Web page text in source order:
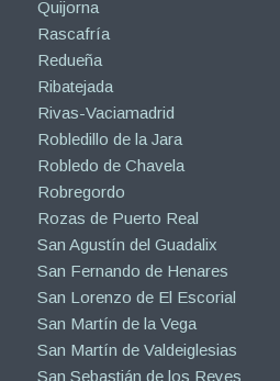
Quijorna
Rascafría
Redueña
Ribatejada
Rivas-Vaciamadrid
Robledillo de la Jara
Robledo de Chavela
Robregordo
Rozas de Puerto Real
San Agustín del Guadalix
San Fernando de Henares
San Lorenzo de El Escorial
San Martín de la Vega
San Martín de Valdeiglesias
San Sebastián de los Reyes